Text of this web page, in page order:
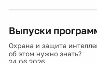
Выпуски
Охрана и защита
об этом нужно знать?